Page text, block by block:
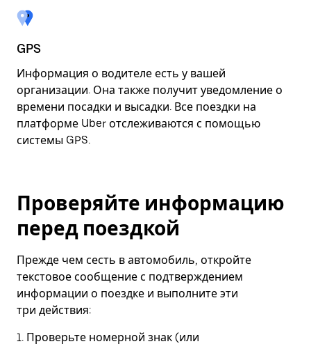
GPS
Информация о водителе есть у вашей
организации. Она также получит уведомление о
времени посадки и высадки. Все поездки на
платформе Uber отслеживаются с помощью
системы GPS.
Проверяйте информацию
перед поездкой
Прежде чем сесть в автомобиль, откройте
текстовое сообщение с подтверждением
информации о поездке и выполните эти
три действия:
1. Проверьте номерной знак (или